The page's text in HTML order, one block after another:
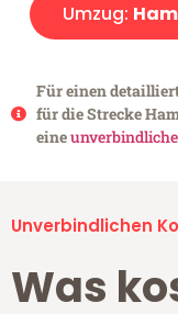
Umzug:
Für einen
für die Strecke
eine
Unverbindlichen
Was